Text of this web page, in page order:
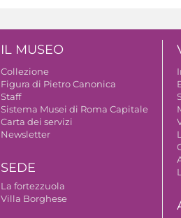
IL MUSEO
Collezione
Figura di Pietro Canonica
Staff
Sistema Musei di Roma Capitale
Carta dei servizi
Newsletter
SEDE
La fortezzuola
Villa Borghese